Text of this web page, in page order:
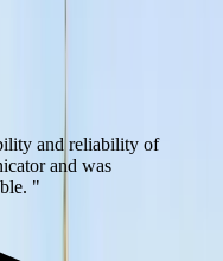
and reliability of
and was
"